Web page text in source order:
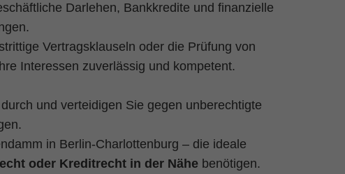
Darlehen, Bankkredite und finanzielle
Vertragsklauseln oder die Prüfung von
Interessen zuverlässig und kompetent.
und verteidigen Sie gegen unberechtigte
in Berlin-Charlottenburg – die ideale
oder Kreditrecht in der Nähe benötigen.